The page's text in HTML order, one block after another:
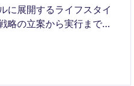
に展開するライフスタイ
略の立案から実行までを
プロセス改善を推進して